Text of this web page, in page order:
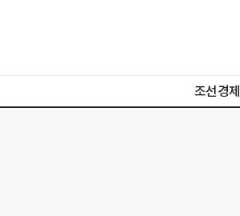
조선경제